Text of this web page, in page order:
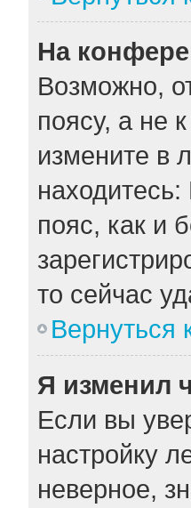
На
Возможно,
поясу, а не
измените в
пояс, как и
то сейчас
Вернуться
Я изменил
Если вы
настройку
неверное,